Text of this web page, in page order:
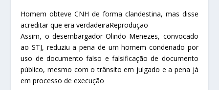
Homem obteve CNH de forma clandestina, mas disse
acreditar que era verdadeiraReprodução
Assim, o desembargador Olindo Menezes, convocado
ao STJ, reduziu a pena de um homem condenado por
uso de documento falso e falsificação de documento
público, mesmo com o trânsito em julgado e a pena já
em processo de execução